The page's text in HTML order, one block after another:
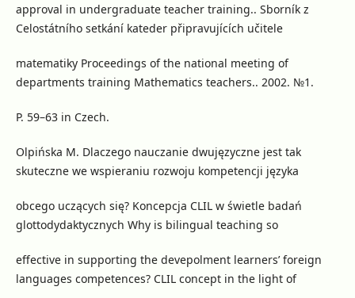
approval in undergraduate teacher training.. Sborník z
Celostátního setkání kateder připravujících učitele
matematiky Proceedings of the national meeting of
departments training Mathematics teachers.. 2002. №1.
P. 59–63 in Czech.
Olpińska M. Dlaczego nauczanie dwujęzyczne jest tak
skuteczne we wspieraniu rozwoju kompetencji języka
obcego uczących się? Koncepcja CLIL w świetle badań
glottodydaktycznych Why is bilingual teaching so
effective in supporting the devepolment learners’ foreign
languages competences? CLIL concept in the light of